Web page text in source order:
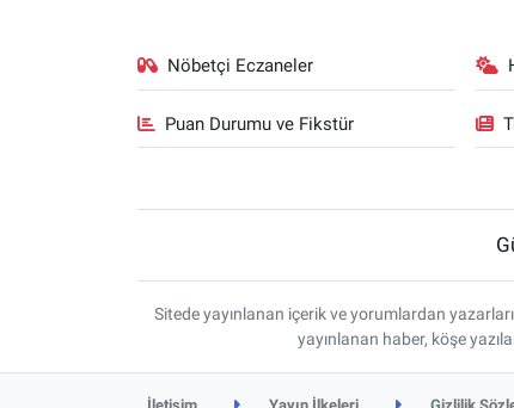
Nöbetçi Eczaneler
Puan Durumu ve Fikstür
Sitede yayınlanan içerik ve yorumlardan
yayınlanan haber, köşe